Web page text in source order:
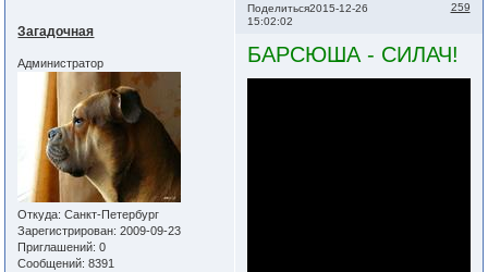
Поделиться 259
2015-12-26
15:02:02
Загадочная
Администратор
Откуда: Санкт-Петербург
Зарегистрирован: 2009-09-23
Приглашений: 0
Сообщений: 8391
БАРСЮША - СИЛАЧ!